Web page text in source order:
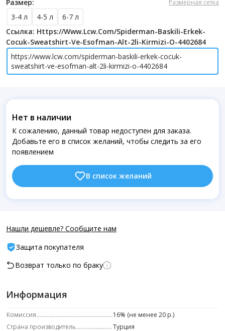
Размер: Размерная сетка
3-4 л 4-5 л
6-7 л
Ссылка: Https://www.lcw.com/spiderman-Baskili-Erkek-
Cocuk-Sweatshirt-Ve-Esofman-Alt-2li-Kirmizi-O-4402684
https://www.lcw.com/spiderman-baskili-erkek-cocuk-
sweatshirt-ve-esofman-alt-2li-kirmizi-o-4402684
Нет в наличии
К сожалению, данный товар недоступен для заказа.
Добавьте его в список желаний, чтобы следить за его
появлением
В список желаний
Нашли дешевле? Сообщите нам
Защита покупателя
Возврат только по браку
Информация
Комиссия
16% (не менее 20 р.)
Страна производитель
Турция